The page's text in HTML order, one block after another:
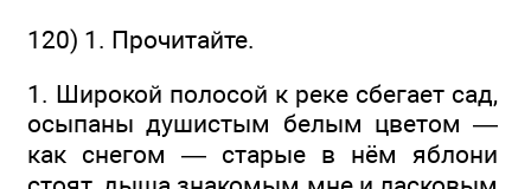
120) 1. Прочитайте.
1. Широкой полосой к реке сбегает сад,
осыпаны душистым белым цветом —
как снегом — старые в нём яблони